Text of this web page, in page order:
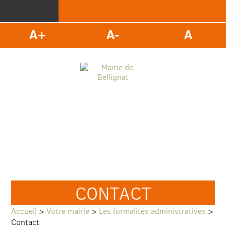
A+ A- A
CONTACT
Accueil >Votre mairie > Les formalités administratives >
Contact